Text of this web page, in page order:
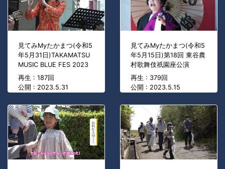
見てみMyたかまつ(令和5
年5月31日)TAKAMATSU
MUSIC BLUE FES 2023
再生 : 187回
公開 : 2023.5.31
見てみMyたかまつ(令和5
年5月15日)第18回 東谷農
村歌舞伎祇園座公演
再生 : 379回
公開 : 2023.5.15